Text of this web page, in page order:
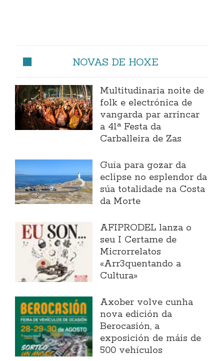
NOVAS DE HOXE
Multitudinaria noite de
folk e electrónica de
vangarda par arrincar
a 41ª Festa da
Carballeira de Zas
Guía para gozar da
eclipse no esplendor da
súa totalidade na Costa
da Morte
AFIPRODEL lanza o
seu I Certame de
Microrrelatos
«Arr3quentando a
Cultura»
Axober volve cunha
nova edición da
Berocasión, a
exposición de máis de
500 vehículos